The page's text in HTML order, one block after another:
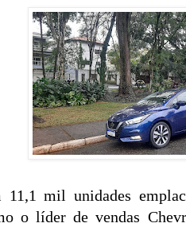
mil unidades
o líder de vendas